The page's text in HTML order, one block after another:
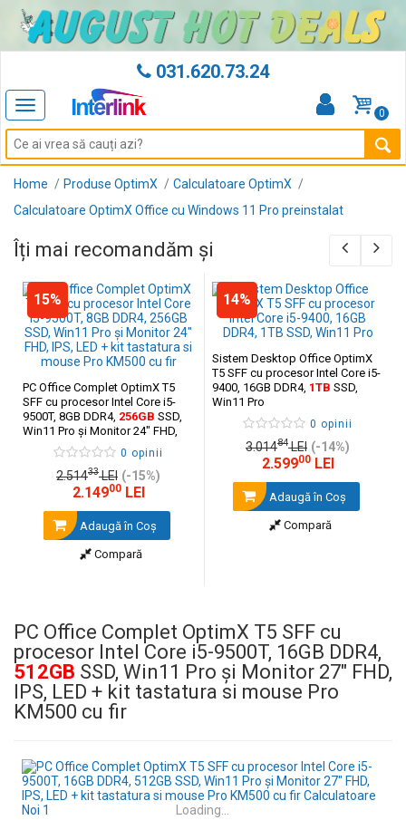
031.620.73.24
Toggle
navigation
0
Home Produse OptimX
Calculatoare OptimX
Calculatoare OptimX Office cu Windows 11 Pro preinstalat
Îți mai recomandăm și
15%
PC Office Complet OptimX T5
SFF cu procesor Intel Core i5-
9500T, 8GB DDR4, 256GB SSD,
Win11 Pro și Monitor 24" FHD,
IPS, LED + kit tastatura si mouse
Pro KM500 cu fir
0 opinii
2.51433LEI (-15%)
2.14900LEI
Adaugă în Coş
Compară
14%
Sistem Desktop Office OptimX
T5 SFF cu procesor Intel Core i5-
9400, 16GB DDR4, 1TB SSD,
Win11 Pro
0 opinii
3.01484LEI (-14%)
2.59900LEI
Adaugă în Coş
Compară
PC Office Complet OptimX T5 SFF cu
procesor Intel Core i5-9500T, 16GB DDR4,
512GB SSD, Win11 Pro și Monitor 27" FHD,
IPS, LED + kit tastatura si mouse Pro
KM500 cu fir
Loading...